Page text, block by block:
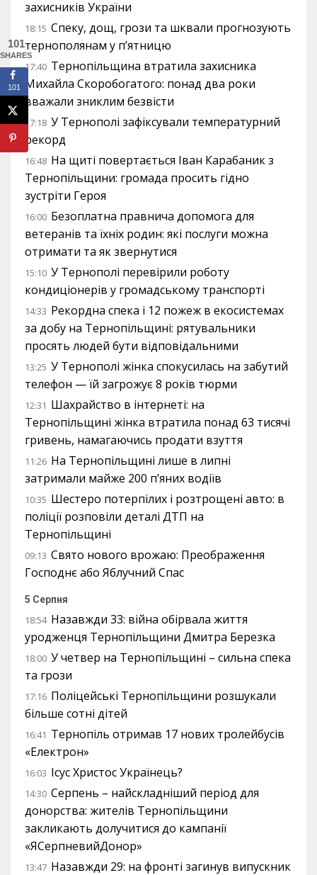
захисників України
18:15 Спеку, дощ, грози та шквали прогнозують
тернополянам у п’ятницю
17:40 Тернопільщина втратила захисника
Михайла Скоробогатого: понад два роки
вважали зниклим безвісти
17:18 У Тернополі зафіксували температурний
рекорд
16:48 На щиті повертається Іван Карабаник з
Тернопільщини: громада просить гідно
зустріти Героя
16:00 Безоплатна правнича допомога для
ветеранів та їхніх родин: які послуги можна
отримати та як звернутися
15:10 У Тернополі перевірили роботу
кондиціонерів у громадському транспорті
14:33 Рекордна спека і 12 пожеж в екосистемах
за добу на Тернопільщині: рятувальники
просять людей бути відповідальними
13:25 У Тернополі жінка спокусилась на забутий
телефон — їй загрожує 8 років тюрми
12:31 Шахрайство в інтернеті: на
Тернопільщині жінка втратила понад 63 тисячі
гривень, намагаючись продати взуття
11:26 На Тернопільщині лише в липні
затримали майже 200 п’яних водіїв
10:35 Шестеро потерпілих і розтрощені авто: в
поліції розповіли деталі ДТП на
Тернопільщині
09:13 Свято нового врожаю: Преображення
Господнє або Яблучний Спас
5 Серпня
18:54 Назавжди 33: війна обірвала життя
уродженця Тернопільщини Дмитра Березка
18:00 У четвер на Тернопільщині – сильна спека
та грози
17:16 Поліцейські Тернопільщини розшукали
більше сотні дітей
16:41 Тернопіль отримав 17 нових тролейбусів
«Електрон»
16:03 Ісус Христос Українець?
14:30 Серпень – найскладніший період для
донорства: жителів Тернопільщини
закликають долучитися до кампанії
«ЯСерпневийДонор»
13:47 Назавжди 29: на фронті загинув випускник
101
SHARES
101